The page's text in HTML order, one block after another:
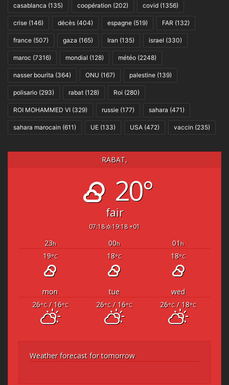
casablanca (135) coopération (202) covid (1356)
crise (146) décès (404) espagne (519) FAR (132)
france (507) gaza (165) Iran (135) israel (330)
maroc (7316) mondial (128) météo (2248)
nasser bourita (364) ONU (167) palestine (139)
polisario (293) rabat (128) Roi (280)
ROI MOHAMMED VI (329) russie (177) sahara (471)
sahara marocain (611) UE (133) USA (472) vaccin (235)
RABAT,
20°
fair
07:18 19:18 +01
23h 00h 01 h
19°C 18°C 18°C
mon tue
wed
26°C/ 16°C 26°C/ 16°C 26°C/ 18°C
Weather forecast for tomorrow